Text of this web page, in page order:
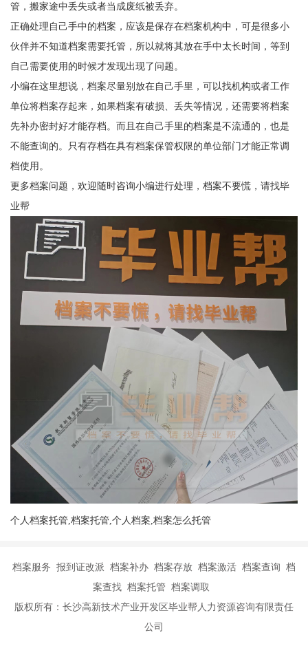
管，搬家途中丢失或者当成废纸被丢弃。
正确处理自己手中的档案，应该是保存在档案机构中，可是很多小
伙伴并不知道档案需要托管，所以就将其放在手中太长时间，等到
自己需要使用的时候才发现出现了问题。
小编在这里想说，档案尽量别放在自己手里，可以找机构或者工作
单位将档案存起来，如果档案有破损、丢失等情况，还需要将档案
先补办密封好才能存档。而且在自己手里的档案是不流通的，也是
不能查询的。只有存档在具有档案保管权限的单位部门才能正常调
档使用。
更多档案问题，欢迎随时咨询小编进行处理，档案不要慌，请找毕
业帮
个人档案托管,档案托管,个人档案,档案怎么托管
档案服务 报到证改派 档案补办 档案存放 档案激活 档案查询 档
案查找 档案托管 档案调取
版权所有：长沙高新技术产业开发区毕业帮人力资源咨询有限责任
公司